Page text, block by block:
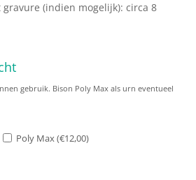
gravure (indien mogelijk): circa 8
gebruik. Bison Poly Max als urn eventueel
Poly Max (€12,00)